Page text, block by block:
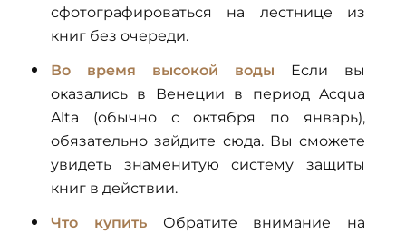
сфотографироваться на лестнице из
книг без очереди.
Во время высокой воды Если вы
оказались в Венеции в период Acqua
Alta (обычно с октября по январь),
обязательно зайдите сюда. Вы сможете
увидеть знаменитую систему защиты
книг в действии.
Что купитьОбратите внимание на